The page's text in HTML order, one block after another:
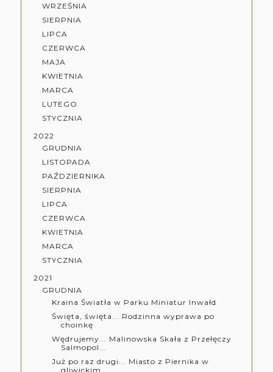
WRZEŚNIA
SIERPNIA
LIPCA
CZERWCA
MAJA
KWIETNIA
MARCA
LUTEGO
STYCZNIA
2022
GRUDNIA
LISTOPADA
PAŹDZIERNIKA
SIERPNIA
LIPCA
CZERWCA
KWIETNIA
MARCA
STYCZNIA
2021
GRUDNIA
Kraina Światła w Parku Miniatur Inwałd
Święta, święta... Rodzinna wyprawa po
choinkę
Wędrujemy... Malinowska Skała z Przełęczy
Salmopol...
Już po raz drugi... Miasto z Piernika w
gliwickim ...